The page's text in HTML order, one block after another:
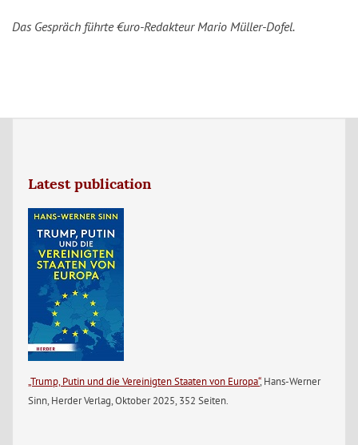
Das Gespräch führte €uro-Redakteur Mario Müller-Dofel.
Latest publication
„Trump, Putin und die Vereinigten Staaten von Europa“, Hans-Werner
Sinn, Herder Verlag, Oktober 2025, 352 Seiten.